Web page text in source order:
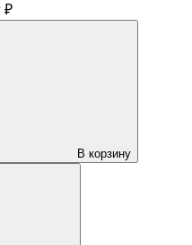
₽
В корзину